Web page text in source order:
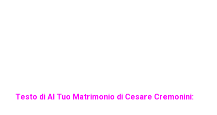
Testo di Al Tuo Matrimonio di Cesare Cremonini: